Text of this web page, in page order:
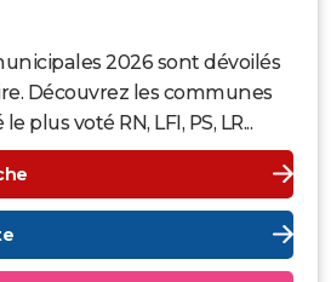
2026 sont dévoilés
Découvrez les communes
plus voté RN, LFI, PS, LR...